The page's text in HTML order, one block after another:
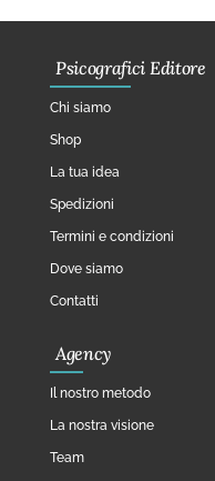
Psicografici Editore
Chi siamo
Shop
La tua idea
Spedizioni
Termini e condizioni
Dove siamo
Contatti
Agency
Il nostro metodo
La nostra visione
Team